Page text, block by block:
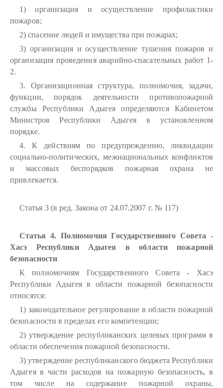
1) организация и осуществление профилактики
пожаров;
2) спасение людей и имущества при пожарах;
3) организация и осуществление тушения пожаров и
организация проведения аварийно-спасательных работ 1-
2.
3. Организационная структура, полномочия, задачи,
функции, порядок деятельности противопожарной
службы Республики Адыгея определяются Кабинетом
Министров Республики Адыгея в установленном
порядке.
4. К действиям по предупреждению, ликвидации
социально-политических, межнациональных конфликтов
и массовых беспорядков пожарная охрана не
привлекается.
Статья 3 (в ред. Закона от 24.07.2007 г. № 117)
Статья 4. Полномочия Государственного Совета -
Хасэ Республики Адыгея в области пожарной
безопасности
К полномочиям Государственного Совета - Хасэ
Республики Адыгея в области пожарной безопасности
относятся:
1) законодательное регулирование в области пожарной
безопасности в пределах его компетенции;
2) утверждение республиканских целевых программ в
области обеспечения пожарной безопасности.
3) утверждение республиканского бюджета Республики
Адыгея в части расходов на пожарную безопасность, в
том числе на содержание пожарной охраны,